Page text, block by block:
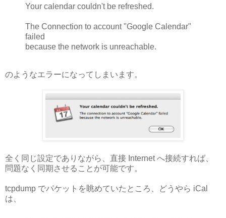
Your calendar couldn't be refreshed.
The Connection to account "Google Calendar"
failed
because the network is unreachable.
のようなエラーになってしまいます。
全く同じ設定でありながら、直接 Internet へ接続すれば、
問題なく同期させることが可能です。
tcpdump でパケットを眺めていたところ、どうやら iCal
は、